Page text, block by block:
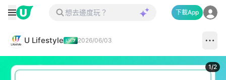
下載App
U Lifestyle 2026/06/03
1/2